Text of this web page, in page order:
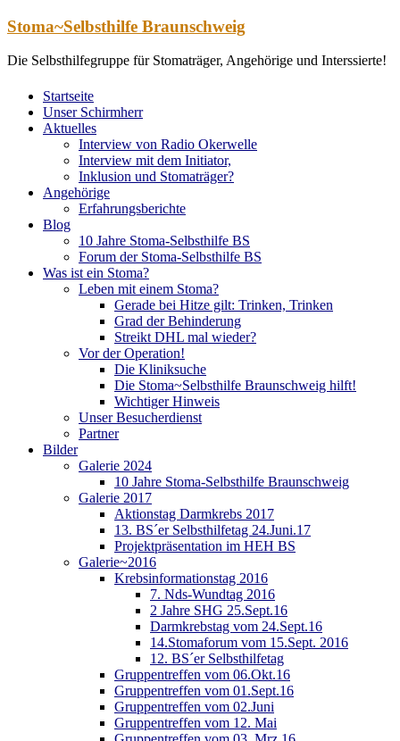
Zum
springen
Stoma~Selbsthilfe Braunschweig
Die Selbsthilfegruppe für Stomaträger, Angehörige und Interssierte!
Startseite
Unser Schirmherr
Aktuelles
Interview von Radio Okerwelle
Interview mit dem Initiator,
Inklusion und Stomaträger?
Angehörige
Erfahrungsberichte
Blog
10 Jahre Stoma-Selbsthilfe BS
Forum der Stoma-Selbsthilfe BS
Was ist ein Stoma?
Leben mit einem Stoma?
Gerade bei Hitze gilt: Trinken, Trinken
Grad der Behinderung
Streikt DHL mal wieder?
Vor der Operation!
Die Kliniksuche
Die Stoma~Selbsthilfe Braunschweig hilft!
Wichtiger Hinweis
Unser Besucherdienst
Partner
Bilder
Galerie 2024
10 Jahre Stoma-Selbsthilfe Braunschweig
Galerie 2017
Aktionstag Darmkrebs 2017
13. BS´er Selbsthilfetag 24.Juni.17
Projektpräsentation im HEH BS
Galerie~2016
Krebsinformationstag 2016
7. Nds-Wundtag 2016
2 Jahre SHG 25.Sept.16
Darmkrebstag vom 24.Sept.16
14.Stomaforum vom 15.Sept. 2016
12. BS´er Selbsthilfetag
Gruppentreffen vom 06.Okt.16
Gruppentreffen vom 01.Sept.16
Gruppentreffen vom 02.Juni
Gruppentreffen vom 12. Mai